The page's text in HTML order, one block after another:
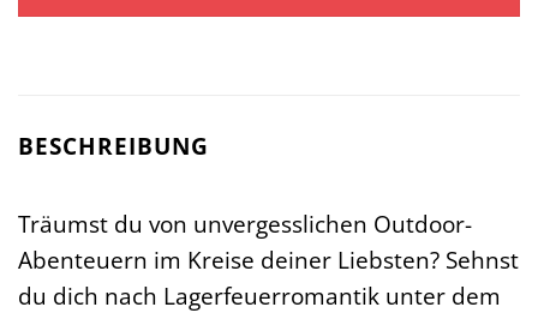
BESCHREIBUNG
Träumst du von unvergesslichen Outdoor-
Abenteuern im Kreise deiner Liebsten? Sehnst
du dich nach Lagerfeuerromantik unter dem